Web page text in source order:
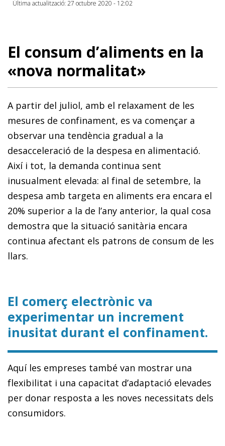
Última actualització: 27 octubre 2020 - 12:02
El consum d’aliments en la
«nova normalitat»
A partir del juliol, amb el relaxament de les
mesures de confinament, es va començar a
observar una tendència gradual a la
desacceleració de la despesa en alimentació.
Així i tot, la demanda continua sent
inusualment elevada: al final de setembre, la
despesa amb targeta en aliments era encara el
20% superior a la de l’any anterior, la qual cosa
demostra que la situació sanitària encara
continua afectant els patrons de consum de les
llars.
El comerç electrònic va
experimentar un increment
inusitat durant el confinament.
Aquí les empreses també van mostrar una
flexibilitat i una capacitat d’adaptació elevades
per donar resposta a les noves necessitats dels
consumidors.